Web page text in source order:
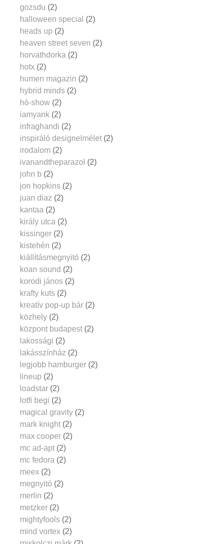
gozsdu (2)
halloween special (2)
heads up (2)
heaven street seven (2)
horvathdorka (2)
hotx (2)
humen magazin (2)
hybrid minds (2)
hó-show (2)
iamyank (2)
infraghandi (2)
inspiráló designelmélet (2)
irodalom (2)
ivanandtheparazol (2)
john b (2)
jon hopkins (2)
juan diaz (2)
kantaa (2)
király utca (2)
kissinger (2)
kistehén (2)
kiállításmegnyitó (2)
koan sound (2)
korodi jános (2)
krafty kuts (2)
kreatív pop-up bár (2)
közhely (2)
központ budapest (2)
lakossági (2)
lakásszínház (2)
legjobb hamburger (2)
lineup (2)
loadstar (2)
lotfi begi (2)
magical gravity (2)
mark knight (2)
max cooper (2)
mc ad-apt (2)
mc fedora (2)
meex (2)
megnyitó (2)
merlin (2)
metzker (2)
mightyfools (2)
mind vortex (2)